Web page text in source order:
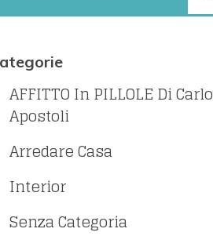
AFFITTO In PILLOLE Di Carlo
Apostoli
Arredare Casa
Interior
Senza Categoria